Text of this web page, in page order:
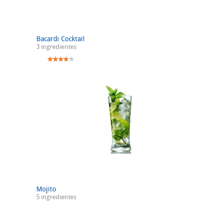
Bacardi Cocktail
3 ingredientes
Mojito
5 ingredientes